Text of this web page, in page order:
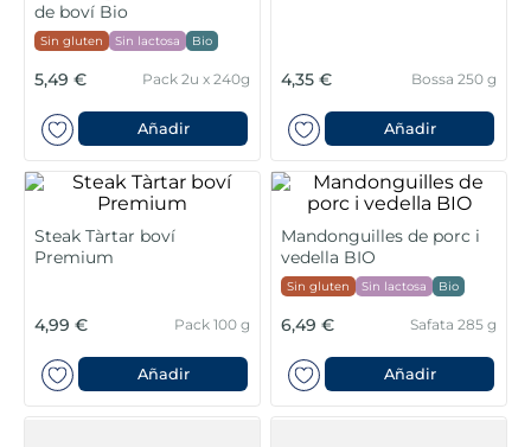
de boví Bio
Sin gluten Sin lactosa Bio
5,49 € Pack 2u x 240g
Añadir
4,35 € Bossa 250 g
Añadir
Steak Tàrtar boví
Premium
4,99 € Pack 100 g
Añadir
Mandonguilles de porc i
vedella BIO
Sin gluten Sin lactosa Bio
6,49 € Safata 285 g
Añadir
. pan bao